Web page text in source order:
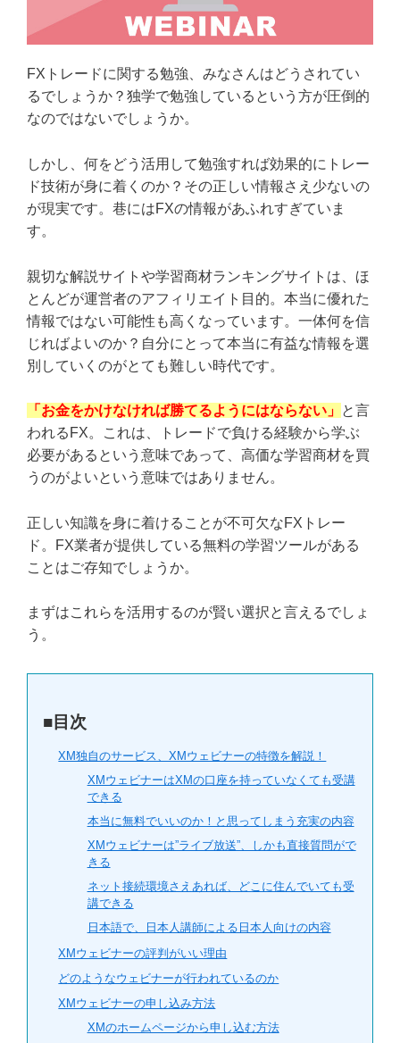
FXトレードに関する勉強、みなさんはどうされてい
るでしょうか？独学で勉強しているという方が圧倒的
なのではないでしょうか。
しかし、何をどう活用して勉強すれば効果的にトレー
ド技術が身に着くのか？その正しい情報さえ少ないの
が現実です。巷にはFXの情報があふれすぎていま
す。
親切な解説サイトや学習商材ランキングサイトは、ほ
とんどが運営者のアフィリエイト目的。本当に優れた
情報ではない可能性も高くなっています。一体何を信
じればよいのか？自分にとって本当に有益な情報を選
別していくのがとても難しい時代です。
「お金をかけなければ勝てるようにはならない」 と言
われるFX。これは、トレードで負ける経験から学ぶ
必要があるという意味であって、高価な学習商材を買
うのがよいという意味ではありません。
正しい知識を身に着けることが不可欠なFXトレー
ド。FX業者が提供している無料の学習ツールがある
ことはご存知でしょうか。
まずはこれらを活用するのが賢い選択と言えるでしょ
う。
■目次
XM独自のサービス、XMウェビナーの特徴を解説！
XMウェビナーはXMの口座を持っていなくても受講
できる
本当に無料でいいのか！と思ってしまう充実の内容
XMウェビナーは”ライブ放送”、しかも直接質問がで
きる
ネット接続環境さえあれば、どこに住んでいても受
講できる
日本語で、日本人講師による日本人向けの内容
XMウェビナーの評判がいい理由
どのようなウェビナーが行われているのか
XMウェビナーの申し込み方法
XMのホームページから申し込む方法